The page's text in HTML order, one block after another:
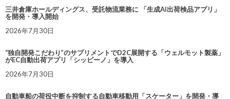
三井倉庫ホールディングス、受託物流業務に 「生成AI出荷検品アプリ」
を開発・導入開始
2026年7月30日
“独自開発こだわり”のサプリメントでD2C展開する「ウェルモット製薬」
がEC自動出荷アプリ「シッピーノ」を導入
2026年7月30日
自動車船の荷役中断を抑制する自動車移動用「スケーター」を開発・導